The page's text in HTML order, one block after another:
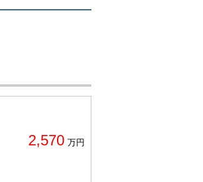
2,570 万円